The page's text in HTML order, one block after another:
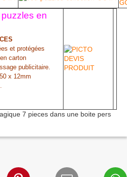
en
et protégées
carton
publicitaire.
x 12mm